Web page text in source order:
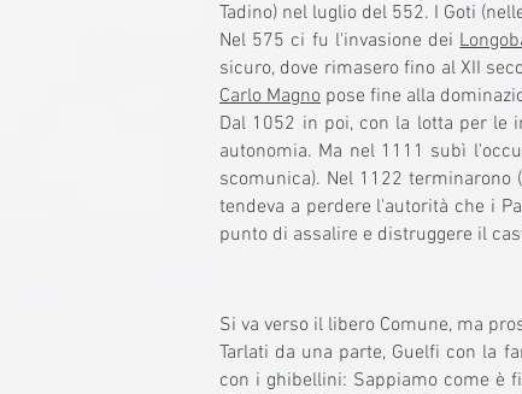
Tadino) nel luglio del 552. I Goti
Nel 575 ci fu l'invasione dei
sicuro, dove rimasero fino al XII
Carlo Magno pose fine alla
Dal 1052 in poi, con la lotta per le
autonomia. Ma nel 1111 subì
scomunica). Nel 1122
tendeva a perdere l'autorità che i
punto di assalire e distruggere il
Si va verso il libero Comune, ma
Tarlati da una parte, Guelfi con la
con i ghibellini: Sappiamo come è